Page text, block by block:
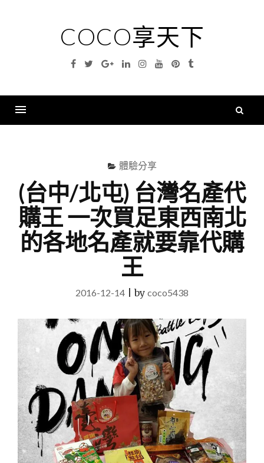
COCO享天下
Facebook
TwitterGoogleLinkedinInstagramYouTubePinterest
Tumblr
體驗分享
(台中/北屯) 台灣名產代
購王 一次買足東西南北
的各地名產就要靠代購
王
2016-12-14 |by coco5438